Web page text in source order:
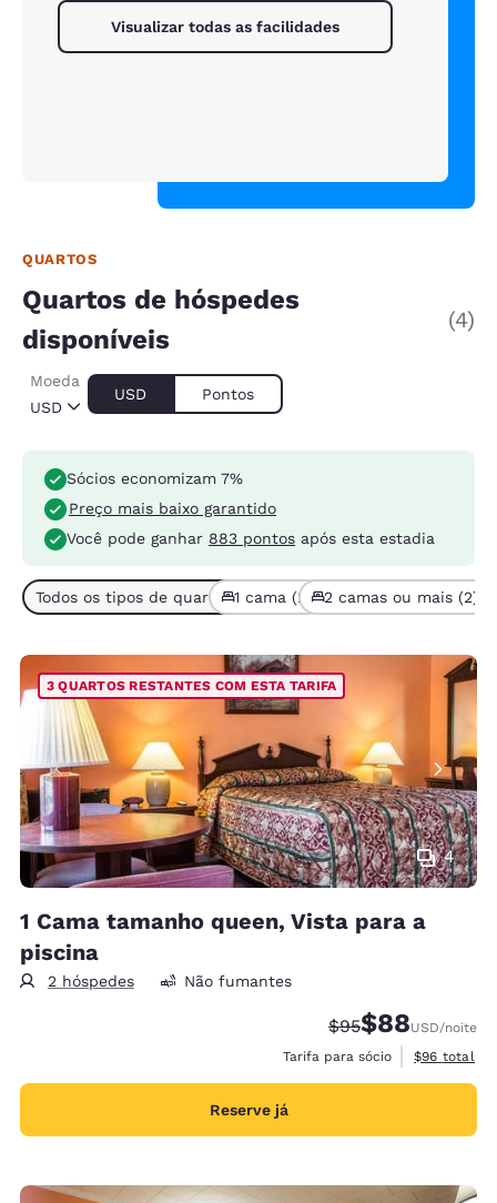
Visualizar todas as facilidades
QUARTOS
Quartos de hóspedes
disponíveis
(4)
USD
Moeda
USD Pontos
Sócios economizam 7%
Preço mais baixo garantido
Você pode ganhar 883 pontos após esta estadia
Todos os tipos de quarto (4)1 cama (2) 2 camas ou mais (2)
4
3 QUARTOS RESTANTES COM ESTA TARIFA
1 Cama tamanho queen, Vista para a
piscina
2 hóspedes Não fumantes
Tarifa anterior
$95Tarifa com
$88USD/noite
Tarifa para sócio
Exibir
$96 total
Reserve já